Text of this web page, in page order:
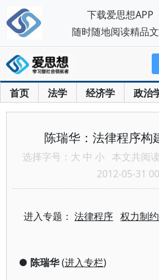
首页 法学 经济学 政治
陈瑞华：法律程序构
选择字号： 大 中 小 本文共阅
2012-05-31
进入专题：法律程序 权力制约
● 陈瑞华(进入专栏)
下载爱思想APP
随时随地阅读精品